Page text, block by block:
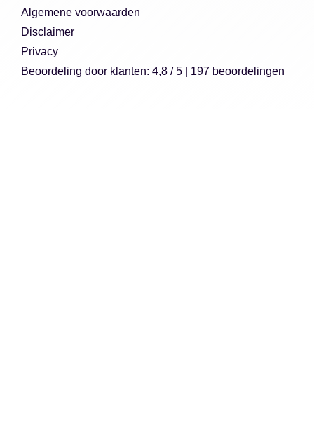
Algemene voorwaarden
Disclaimer
Privacy
Beoordeling door klanten: 4,8 /5 197 beoordelingen